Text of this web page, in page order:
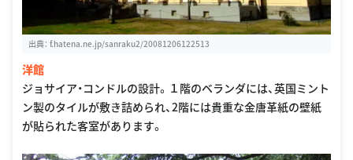
出典： f.hatena.ne.jp/sanraku2/20081206122513
洋館
ジョサイア・コンドルの設計。１階のベランダには、英国ミント
ン製のタイルが敷き詰められ、2階には貴重な金唐革紙の壁紙
が貼られた客室があります。